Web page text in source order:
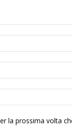
la prossima volta